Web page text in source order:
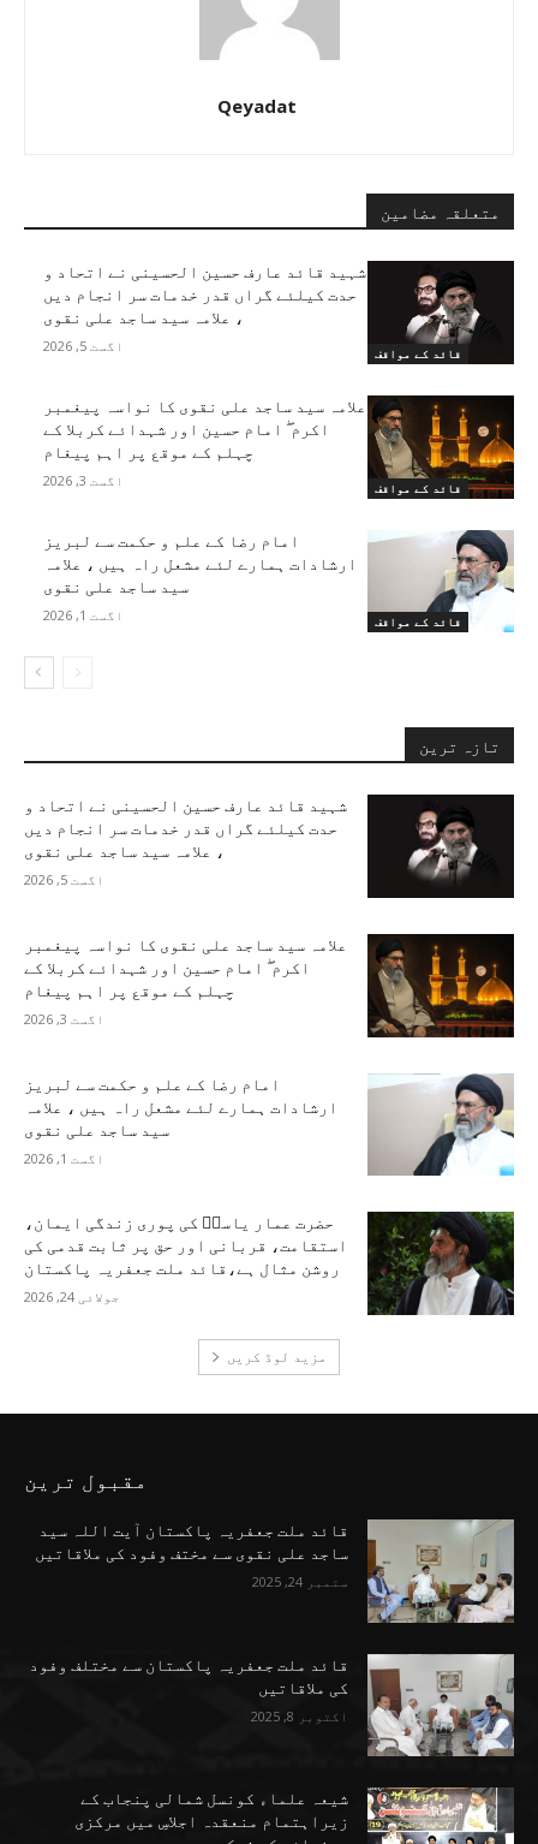
Qeyadat
متعلقہ مضامین
قائد کے مواقف
شہید قائد عارف حسین الحسینی نے اتحاد و
حدت کیلئے گراں قدر خدمات سر انجام دیں
، علامہ سید ساجد علی نقوی
اگست 5, 2026
قائد کے مواقف
علامہ سید ساجد علی نقوی کا نواسہ پیغمبر
اکرم ۖ امام حسین اور شہدائے کربلا کے
چہلم کے موقع پر اہم پیغام
اگست 3, 2026
قائد کے مواقف
امام رضا کے علم و حکمت سے لبریز
ارشادات ہمارے لئے مشعل راہ ہیں ، علامہ
سید ساجد علی نقوی
اگست 1, 2026
تازہ ترین
شہید قائد عارف حسین الحسینی نے اتحاد و
حدت کیلئے گراں قدر خدمات سر انجام دیں
، علامہ سید ساجد علی نقوی
اگست 5, 2026
علامہ سید ساجد علی نقوی کا نواسہ پیغمبر
اکرم ۖ امام حسین اور شہدائے کربلا کے
چہلم کے موقع پر اہم پیغام
اگست 3, 2026
امام رضا کے علم و حکمت سے لبریز
ارشادات ہمارے لئے مشعل راہ ہیں ، علامہ
سید ساجد علی نقوی
اگست 1, 2026
حضرت عمار یاسرؑ کی پوری زندگی ایمان،
استقامت، قربانی اور حق پر ثابت قدمی کی
روشن مثال ہے،قائد ملت جعفریہ پاکستان
جولائی 24, 2026
مزید لوڈ کریں
مقبول ترین
قائد ملت جعفریہ پاکستان آیت اللہ سید
ساجد علی نقوی سے مختف وفود کی ملاقاتیں
ستمبر 24, 2025
قائد ملت جعفریہ پاکستان سے مختلف وفود
کی ملاقاتیں
اکتوبر 8, 2025
شیعہ علماء کونسل شمالی پنجاب کے
زیراہتمام منعقدہ اجلاسِ میں مرکزی